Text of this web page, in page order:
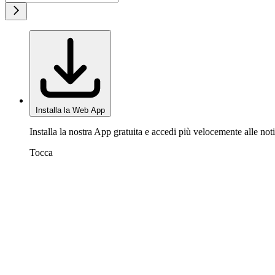
Installa la Web App
Installa la nostra App gratuita e accedi più velocemente alle
Tocca